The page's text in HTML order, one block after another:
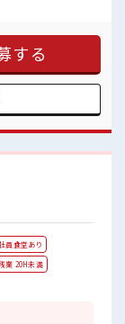
月20時間未満で、
族や友人と一緒
派手過ぎなけ
毎日の服選びに
にチャレンジす
ています！ イチ
談できる、 派遣の
する
員食堂あり
業 20H未満